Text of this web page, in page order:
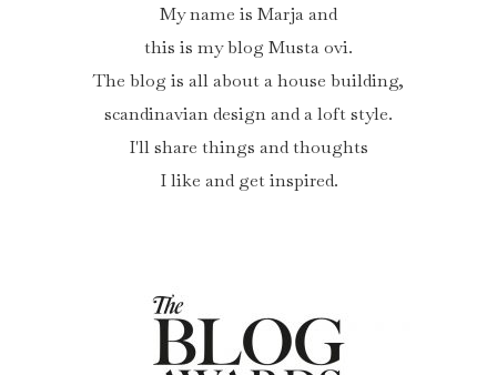
My name is Marja and
this is my blog Musta ovi.
The blog is all about a house building,
scandinavian design and a loft style.
I'll share things and thoughts
I like and get inspired.